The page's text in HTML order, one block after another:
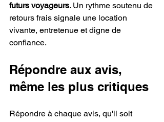
futurs voyageurs. Un rythme soutenu de
retours frais signale une location
vivante, entretenue et digne de
confiance.
Répondre aux avis,
même les plus critiques
Répondre à chaque avis, qu'il soit